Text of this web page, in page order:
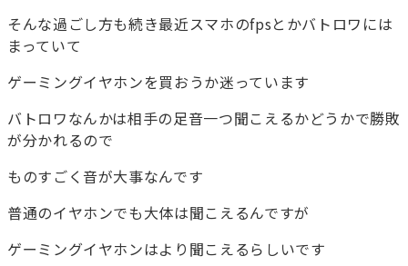
そんな過ごし方も続き最近スマホのfpsとかバトロワには
まっていて
ゲーミングイヤホンを買おうか迷っています
バトロワなんかは相手の足音一つ聞こえるかどうかで勝敗
が分かれるので
ものすごく音が大事なんです
普通のイヤホンでも大体は聞こえるんですが
ゲーミングイヤホンはより聞こえるらしいです